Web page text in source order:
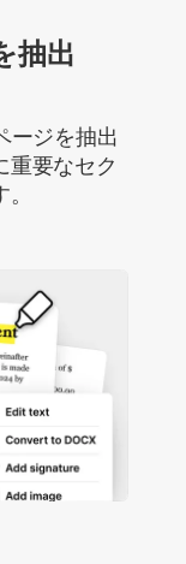
抽出
ージを抽出
重要なセク